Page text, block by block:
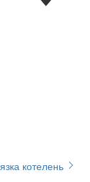
котелень